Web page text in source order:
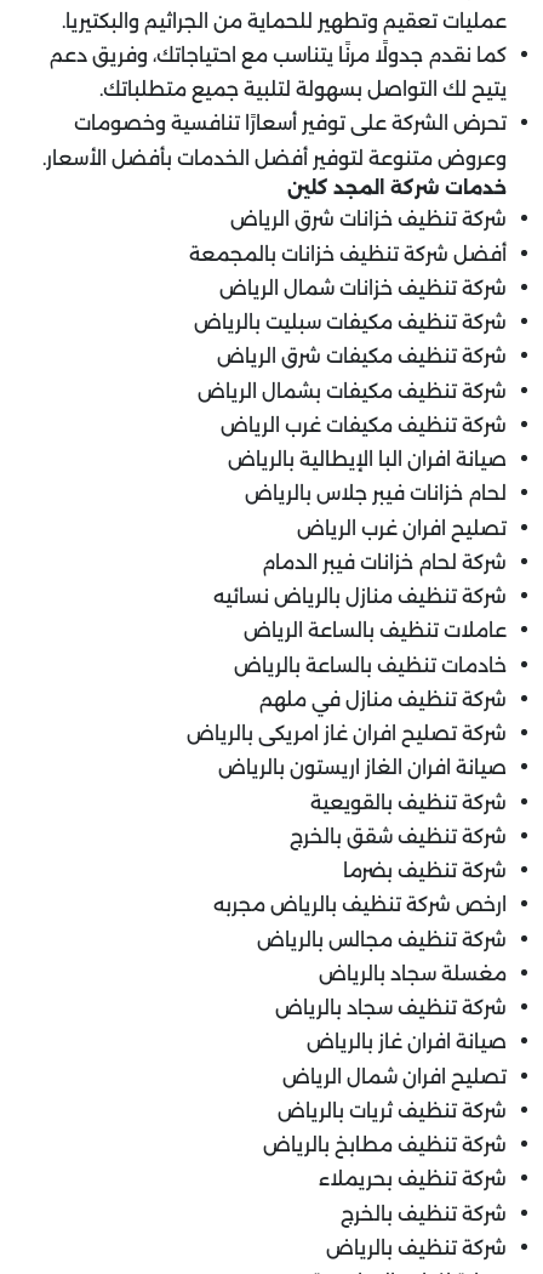
عمليات تعقيم وتطهير للحماية من الجراثيم والبكتيريا.
كما نقدم جدولًا مرنًا يتناسب مع احتياجاتك، وفريق دعم
يتيح لك التواصل بسهولة لتلبية جميع متطلباتك.
تحرض الشركة على توفير أسعارًا تنافسية وخصومات
وعروض متنوعة لتوفير أفضل الخدمات بأفضل الأسعار.
خدمات شركة المجد كلين
شركة تنظيف خزانات شرق الرياض
أفضل شركة تنظيف خزانات بالمجمعة
شركة تنظيف خزانات شمال الرياض
شركة تنظيف مكيفات سبليت بالرياض
شركة تنظيف مكيفات شرق الرياض
شركة تنظيف مكيفات بشمال الرياض
شركة تنظيف مكيفات غرب الرياض
صيانة افران البا الإيطالية بالرياض
لحام خزانات فيبر جلاس بالرياض
تصليح افران غرب الرياض
شركة لحام خزانات فيبر الدمام
شركة تنظيف منازل بالرياض نسائيه
عاملات تنظيف بالساعة الرياض
خادمات تنظيف بالساعة بالرياض
شركة تنظيف منازل في ملهم
شركة تصليح افران غاز امريكى بالرياض
صيانة افران الغاز اريستون بالرياض
شركة تنظيف بالقويعية
شركة تنظيف شقق بالخرج
شركة تنظيف بضرما
ارخص شركة تنظيف بالرياض مجربه
شركة تنظيف مجالس بالرياض
مغسلة سجاد بالرياض
شركة تنظيف سجاد بالرياض
صيانة افران غاز بالرياض
تصليح افران شمال الرياض
شركة تنظيف ثريات بالرياض
شركة تنظيف مطابخ بالرياض
شركة تنظيف بحريملاء
شركة تنظيف بالخرج
شركة تنظيف بالرياض